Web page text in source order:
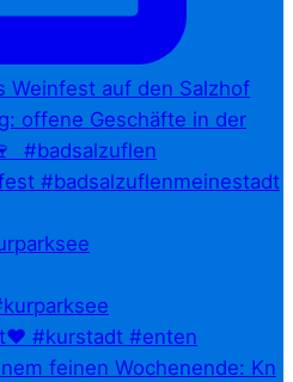
feinen Wochenende: Kn